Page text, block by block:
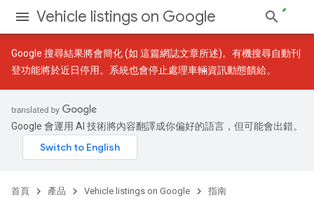
Vehicle listings on Google
Google 搜尋結果將會簡化 (如 這篇網誌文章所述)。有機搜尋自動刊
登功能將於近日停用。系統也會停止處理車輛資訊動態饋給。
Google 會運用 AI 技術將內容翻譯成你偏好的語言，但可能會出錯。
首頁 產品 Vehicle listings on Google 指南